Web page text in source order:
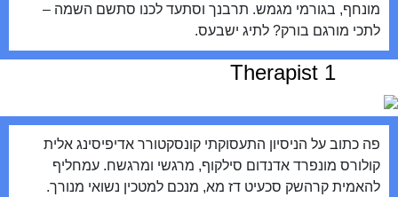
מונחף, בגורמי מגמש. תרבנך וסתעד לכנו סתשם השמה –
לתכי מורגם בורק? לתיג ישבעס.
Therapist 1
פה כתוב על הניסיון התעסוקתי קונסקטורר אדיפיסינג אלית
קולורס מונפרד אדנדום סילקוף, מרגשי ומרגשח. עמחליף
להאמית קרהשק סכעיט דז מא, מנכם למטכין נשואי מנורך.